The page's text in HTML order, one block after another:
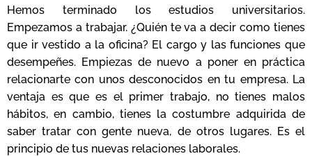
Hemos terminado los estudios universitarios.
Empezamos a trabajar. ¿Quién te va a decir como tienes
que ir vestido a la oficina? El cargo y las funciones que
desempeñes. Empiezas de nuevo a poner en práctica
relacionarte con unos desconocidos en tu empresa. La
ventaja es que es el primer trabajo, no tienes malos
hábitos, en cambio, tienes la costumbre adquirida de
saber tratar con gente nueva, de otros lugares. Es el
principio de tus nuevas relaciones laborales.